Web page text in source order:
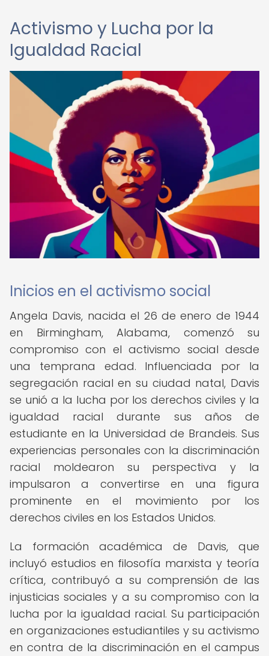
Activismo y Lucha por la
Igualdad Racial
Inicios en el activismo social
Angela Davis, nacida el 26 de enero de 1944
en Birmingham, Alabama, comenzó su
compromiso con el activismo social desde
una temprana edad. Influenciada por la
segregación racial en su ciudad natal, Davis
se unió a la lucha por los derechos civiles y la
igualdad racial durante sus años de
estudiante en la Universidad de Brandeis. Sus
experiencias personales con la discriminación
racial moldearon su perspectiva y la
impulsaron a convertirse en una figura
prominente en el movimiento por los
derechos civiles en los Estados Unidos.
La formación académica de Davis, que
incluyó estudios en filosofía marxista y teoría
crítica, contribuyó a su comprensión de las
injusticias sociales y a su compromiso con la
lucha por la igualdad racial. Su participación
en organizaciones estudiantiles y su activismo
en contra de la discriminación en el campus